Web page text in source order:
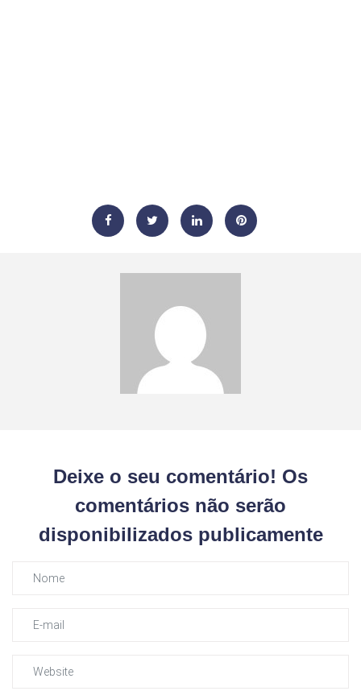
Deixe o seu comentário! Os
comentários não serão
disponibilizados publicamente